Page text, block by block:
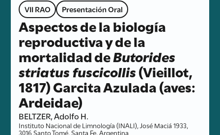
VII RAO Presentación Oral
Aspectos de la biología
reproductiva y de la
mortalidad deButorides
striatus fuscicollis(Vieillot,
1817) Garcita Azulada (aves:
Ardeidae)
BELTZER, Adolfo H.
Instituto Nacional de Limnología (INALI), José Maciá 1933,
3016 Santo Tomé, Santa Fe, Argentina